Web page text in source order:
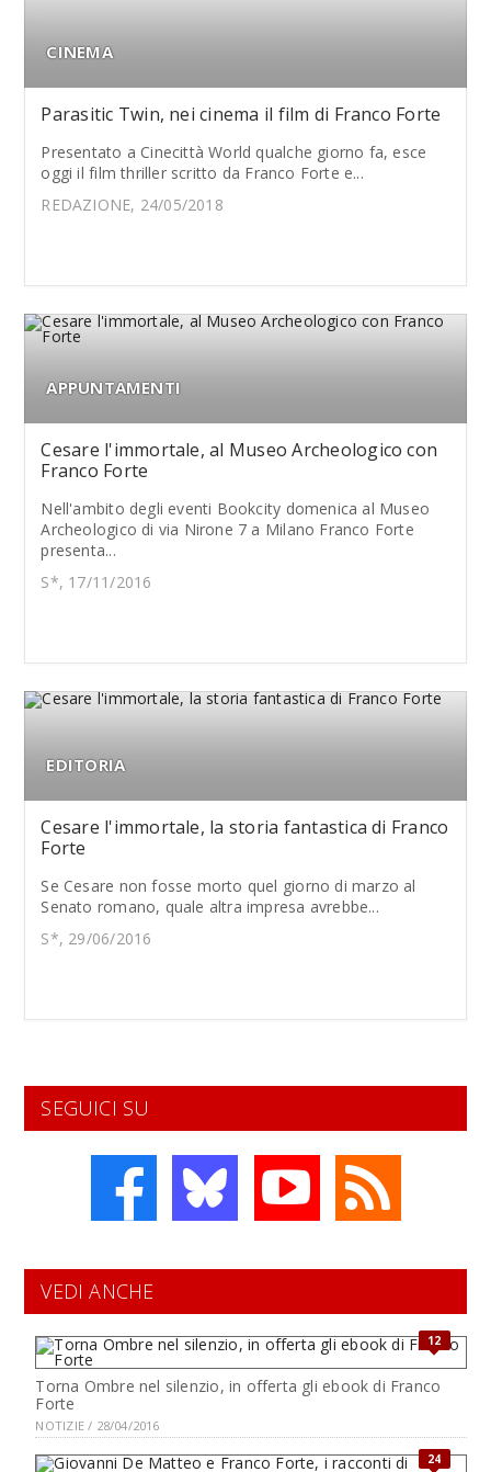
CINEMA
Parasitic Twin, nei cinema il film di Franco Forte
Presentato a Cinecittà World qualche giorno fa, esce
oggi il film thriller scritto da Franco Forte e...
REDAZIONE, 24/05/2018
APPUNTAMENTI
Cesare l'immortale, al Museo Archeologico con
Franco Forte
Nell'ambito degli eventi Bookcity domenica al Museo
Archeologico di via Nirone 7 a Milano Franco Forte
presenta...
S*, 17/11/2016
EDITORIA
Cesare l'immortale, la storia fantastica di Franco
Forte
Se Cesare non fosse morto quel giorno di marzo al
Senato romano, quale altra impresa avrebbe...
S*, 29/06/2016
SEGUICI SU
VEDI ANCHE
12
Torna Ombre nel silenzio, in offerta gli ebook di Franco
Forte
NOTIZIE / 28/04/2016
24